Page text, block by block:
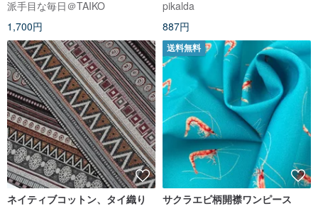
派手目な毎日＠TAIKO
1,700円
テキスタイル1/2ヤード
pikalda
887円
ネイティブコットン、タイ織り
送料無料
サクラエビ柄開襟ワンピース